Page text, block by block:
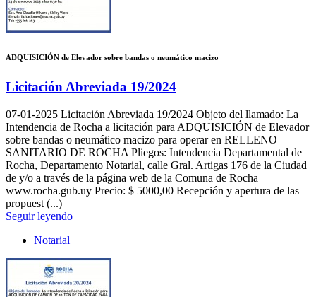
ADQUISICIÓN de Elevador sobre bandas o neumático macizo
Licitación Abreviada 19/2024
07-01-2025 Licitación Abreviada 19/2024 Objeto del llamado: La
Intendencia de Rocha a licitación para ADQUISICIÓN de Elevador
sobre bandas o neumático macizo para operar en RELLENO
SANITARIO DE ROCHA Pliegos: Intendencia Departamental de
Rocha, Departamento Notarial, calle Gral. Artigas 176 de la Ciudad
de y/o a través de la página web de la Comuna de Rocha
www.rocha.gub.uy Precio: $ 5000,00 Recepción y apertura de las
propuest (...)
Seguir leyendo
Notarial